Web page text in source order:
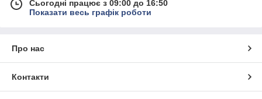
Сьогодні працює з 09:00 до 16:50
Показати весь графік роботи
Про нас
Контакти